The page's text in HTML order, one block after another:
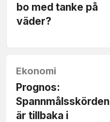
bo med tanke på
väder?
Ekonomi
Prognos:
Spannmåls­skörden
är tillbaka i